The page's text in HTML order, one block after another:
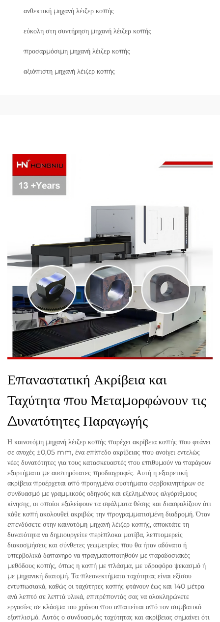
ανθεκτική μηχανή λέιζερ κοπής
εύκολη στη συντήρηση μηχανή λέιζερ κοπής
προσαρμόσιμη μηχανή λέιζερ κοπής
αξιόπιστη μηχανή λέιζερ κοπής
Επαναστατική Ακρίβεια και
Ταχύτητα που Μεταμορφώνουν τις
Δυνατότητες Παραγωγής
Η καινοτόμη μηχανή λέιζερ κοπής παρέχει ακρίβεια κοπής που φτάνει
σε ανοχές ±0,05 mm, ένα επίπεδο ακρίβειας που ανοίγει εντελώς
νέες δυνατότητες για τους κατασκευαστές που επιθυμούν να παράγουν
εξαρτήματα με αυστηρότατες προδιαγραφές. Αυτή η εξαιρετική
ακρίβεια προέρχεται από προηγμένα συστήματα σερβοκινητήρων σε
συνδυασμό με γραμμικούς οδηγούς και εξελημένους αλγόριθμους
κίνησης, οι οποίοι εξαλείφουν τα σφάλματα θέσης και διασφαλίζουν ότι
κάθε κοπή ακολουθεί ακριβώς την προγραμματισμένη διαδρομή. Όταν
επενδύσετε στην καινοτόμη μηχανή λέιζερ κοπής, αποκτάτε τη
δυνατότητα να δημιουργείτε περίπλοκα μοτίβα, λεπτομερείς
διακοσμήσεις και σύνθετες γεωμετρίες που θα ήταν αδύνατο ή
υπερβολικά δαπανηρό να πραγματοποιηθούν με παραδοσιακές
μεθόδους κοπής, όπως η κοπή με πλάσμα, με υδροφόρο ψεκασμό ή
με μηχανική διατομή. Τα πλεονεκτήματα ταχύτητας είναι εξίσου
εντυπωσιακά, καθώς οι ταχύτητες κοπής φτάνουν έως και 140 μέτρα
ανά λεπτό σε λεπτά υλικά, επιτρέποντάς σας να ολοκληρώνετε
εργασίες σε κλάσμα του χρόνου που απαιτείται από τον συμβατικό
εξοπλισμό. Αυτός ο συνδυασμός ταχύτητας και ακρίβειας σημαίνει ότι